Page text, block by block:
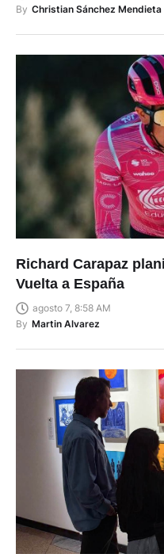
By Christian Sánchez Mendieta
Richard Carapaz
Vuelta a España
agosto 7, 8:58 AM
By Martin Alvarez